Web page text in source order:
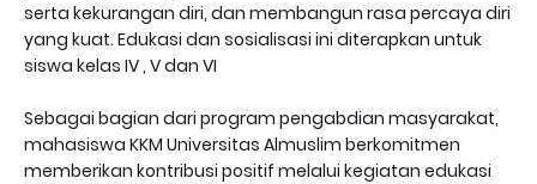
serta kekurangan diri, dan membangun rasa percaya diri
yang kuat. Edukasi dan sosialisasi ini diterapkan untuk
siswa kelas IV , V dan VI
Sebagai bagian dari program pengabdian masyarakat,
mahasiswa KKM Universitas Almuslim berkomitmen
memberikan kontribusi positif melalui kegiatan edukasi